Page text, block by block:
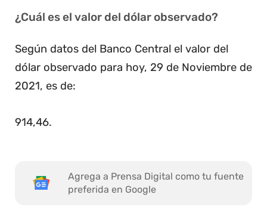
¿Cuál es el valor del dólar observado?
Según datos del Banco Central el valor del
dólar observado para hoy, 29 de Noviembre de
2021, es de:
914,46.
Agrega a Prensa Digital como tu fuente
preferida en Google